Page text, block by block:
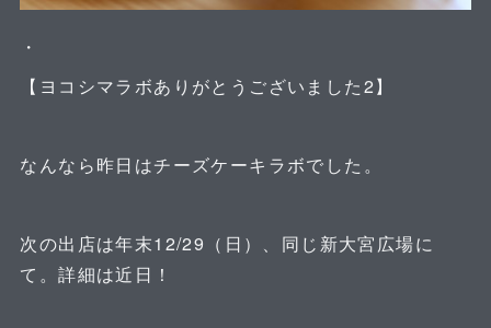
・
【ヨコシマラボありがとうございました2】
なんなら昨日はチーズケーキラボでした。
次の出店は年末12/29（日）、同じ新大宮広場に
て。詳細は近日！